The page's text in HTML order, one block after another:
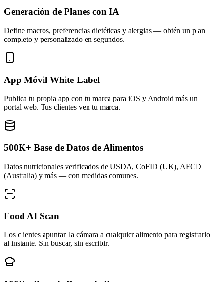
Generación de Planes con IA
Define macros, preferencias dietéticas y alergias — obtén un plan
completo y personalizado en segundos.
App Móvil White-Label
Publica tu propia app con tu marca para iOS y Android más un
portal web. Tus clientes ven tu marca.
500K+ Base de Datos de Alimentos
Datos nutricionales verificados de USDA, CoFID (UK), AFCD
(Australia) y más — con medidas comunes.
Food AI Scan
Los clientes apuntan la cámara a cualquier alimento para registrarlo
al instante. Sin buscar, sin escribir.